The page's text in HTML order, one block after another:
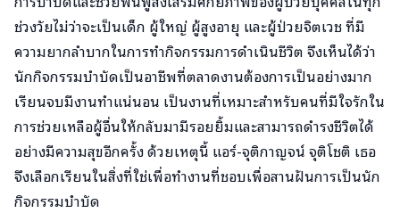
ช่วงวัยไม่ว่าจะเป็นเด็ก ผู้ใหญ่ ผู้สูงอายุ และผู้ป่วยจิตเวช ที่มี
ความยากลำบากในการทำกิจกรรมการดำเนินชีวิต จึงเห็นได้ว่า
นักกิจกรรมบำบัดเป็นอาชีพที่ตลาดงานต้องการเป็นอย่างมาก
เรียนจบมีงานทำแน่นอน เป็นงานที่เหมาะสำหรับคนที่มีใจรักใน
การช่วยเหลือผู้อื่นให้กลับมามีรอยยิ้มและสามารถดำรงชีวิตได้
อย่างมีความสุขอีกครั้ง ด้วยเหตุนี้ แอร์-จุติกาญจน์ จุติโชติ เธอ
จึงเลือกเรียนในสิ่งที่ใช่เพื่อทำงานที่ชอบเพื่อสานฝันการเป็นนัก
กิจกรรมบำบัด